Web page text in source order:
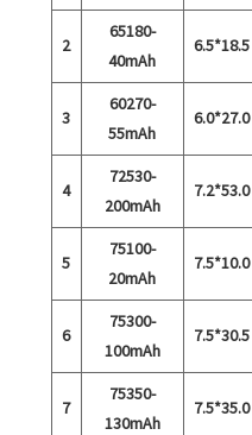
2
65180-
40mAh
6.5*18.5
3
60270-
55mAh
6.0*27.0
4
72530-
200mAh
7.2*53.0
5
75100-
20mAh
7.5*10.0
6
75300-
100mAh
7.5*30.5
7
75350-
130mAh
7.5*35.0